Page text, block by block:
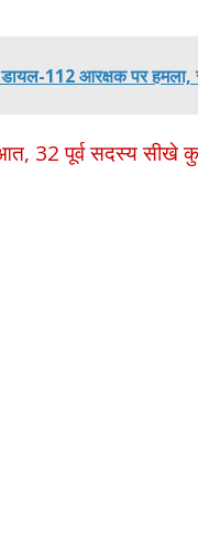
112 आरक्षक पर हमला,
32 पूर्व सदस्य